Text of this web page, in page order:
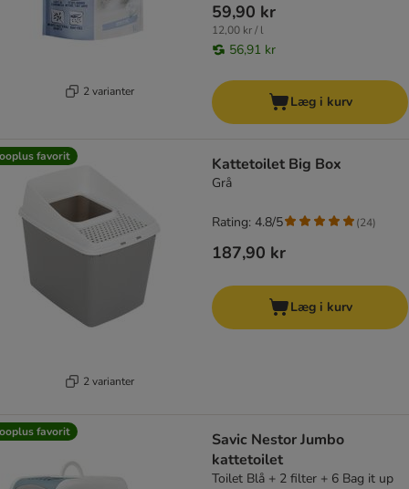
2 varianter
59,90 kr
12,00 kr / l
56,91 kr
Læg i kurv
favorit
2 varianter
Kattetoilet Big Box
Grå
187,90 kr
Rating: 4.8/5 (24)
Læg i kurv
favorit
Savic Nestor Jumbo
kattetoilet
Toilet Blå + 2 filter + 6 Bag it up